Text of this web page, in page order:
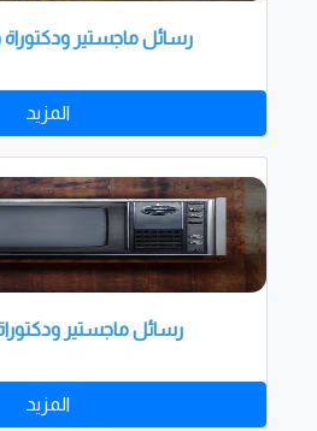
رسائل ماجستير ودكتوراة
المزيد
رسائل ماجستير
المزيد